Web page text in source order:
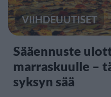
VIIHDEUUTISET
Sääennuste
marraskuulle –
syksyn sää